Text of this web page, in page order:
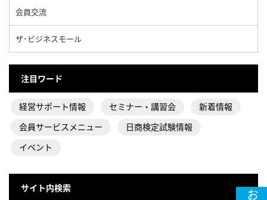
会員交流
ザ･ビジネスモール
注目ワード
経営サポート情報 セミナー・講習会
新着情報
会員サービスメニュー
日商検定試験情報
イベント
サイト内検索